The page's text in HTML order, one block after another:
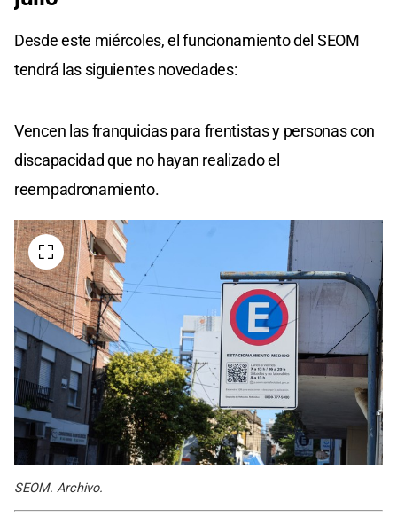
Desde este miércoles, el funcionamiento del SEOM
tendrá las siguientes novedades:
Vencen las franquicias para frentistas y personas con
discapacidad que no hayan realizado el
reempadronamiento.
SEOM. Archivo.